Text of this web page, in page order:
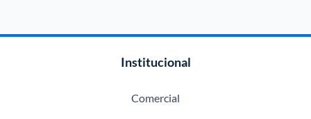
Institucional
Comercial